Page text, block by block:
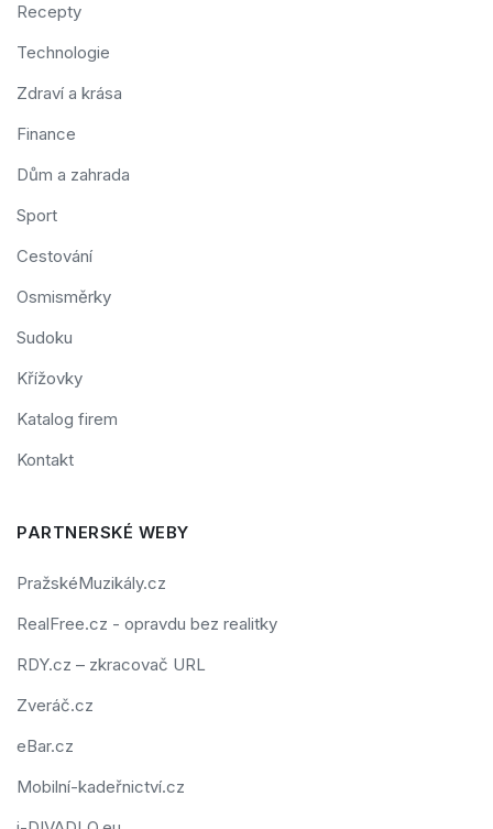
Recepty
Technologie
Zdraví a krása
Finance
Dům a zahrada
Sport
Cestování
Osmisměrky
Sudoku
Křížovky
Katalog firem
Kontakt
PARTNERSKÉ WEBY
PražskéMuzikály.cz
RealFree.cz - opravdu bez realitky
RDY.cz – zkracovač URL
Zveráč.cz
eBar.cz
Mobilní-kadeřnictví.cz